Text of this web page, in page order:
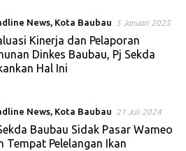
News, Kota Baubau 5 Januari 2025
Kinerja dan Pelaporan
Dinkes Baubau, Pj Sekda
Hal Ini
News, Kota Baubau 21 Juli 2024
Baubau Sidak Pasar Wameo
Tempat Pelelangan Ikan